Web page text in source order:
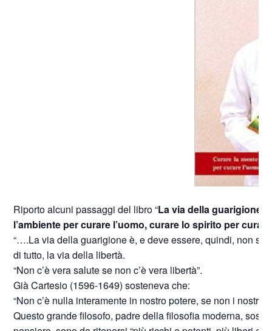
Riporto alcuni passaggi del libro “La via della guarigione
l’ambiente per curare l’uomo, curare lo spirito per
“….La via della guarigione è, e deve essere, quindi, non
di tutto, la via della libertà.
“Non c’è vera salute se non c’è vera libertà”.
Già Cartesio (1596-1649) sosteneva che:
“Non c’è nulla interamente in nostro potere, se non i nostri
Questo grande filosofo, padre della filosofia moderna,